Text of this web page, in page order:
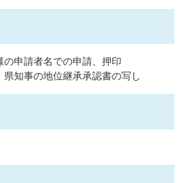
の申請者名での申請、押印
知事の地位継承承認書の写し